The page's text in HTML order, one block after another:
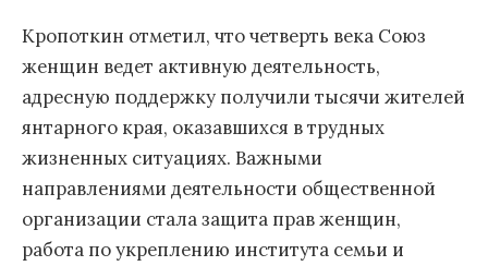
Кропоткин отметил, что четверть века Союз
женщин ведет активную деятельность,
адресную поддержку получили тысячи жителей
янтарного края, оказавшихся в трудных
жизненных ситуациях. Важными
направлениями деятельности общественной
организации стала защита прав женщин,
работа по укреплению института семьи и